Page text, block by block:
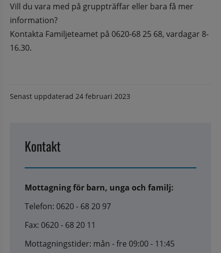
Vill du vara med på gruppträffar eller bara få mer
information?
Kontakta Familjeteamet på 0620-68 25 68, vardagar 8-
16.30.
Senast uppdaterad 24 februari 2023
Kontakt
Mottagning för barn, unga och familj:
Telefon: 0620 - 68 20 97
Fax: 0620 - 68 20 11
Mottagningstider: mån - fre 09:00 - 11:45